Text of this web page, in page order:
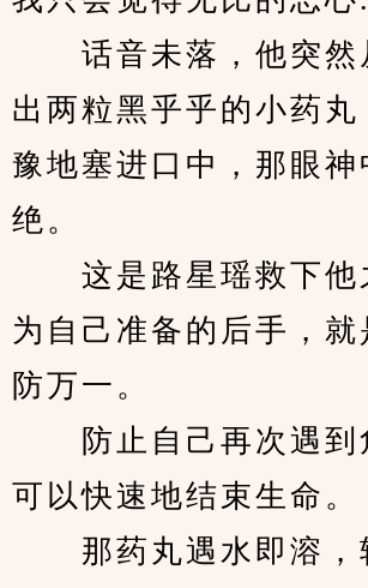
话音未落，他突然
出两粒黑乎乎的小药丸
豫地塞进口中，那眼神
绝。
这是路星瑶救下他
为自己准备的后手，就
防万一。
防止自己再次遇到
可以快速地结束生命。
那药丸遇水即溶，